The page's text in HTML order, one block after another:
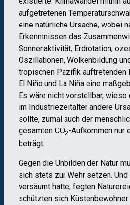
aufgetretenen
eine natürliche Ursache, wobei
Erkenntnissen das
Sonnenaktivität, Erdrotation,
Oszillationen, Wolkenbildung
tropischen Pazifik auftretenden
El Niño und La Niña eine
Es wäre nicht vorstellbar, wieso
im Industriezeitalter andere
sollte, zumal auch der
gesamten CO2-Aufkommen nur
beträgt.
Gegen die Unbilden der Natur
sich stets zur Wehr setzen. Und
versäumt hatte, fegten
schützten sich Küstenbewohner